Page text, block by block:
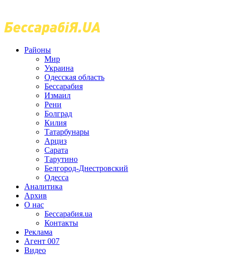
Районы
Мир
Украина
Одесская область
Бессарабия
Измаил
Рени
Болград
Килия
Татарбунары
Арциз
Сарата
Тарутино
Белгород-Днестровский
Одесса
Аналитика
Архив
О нас
Бессарабия.ua
Контакты
Реклама
Агент 007
Видео